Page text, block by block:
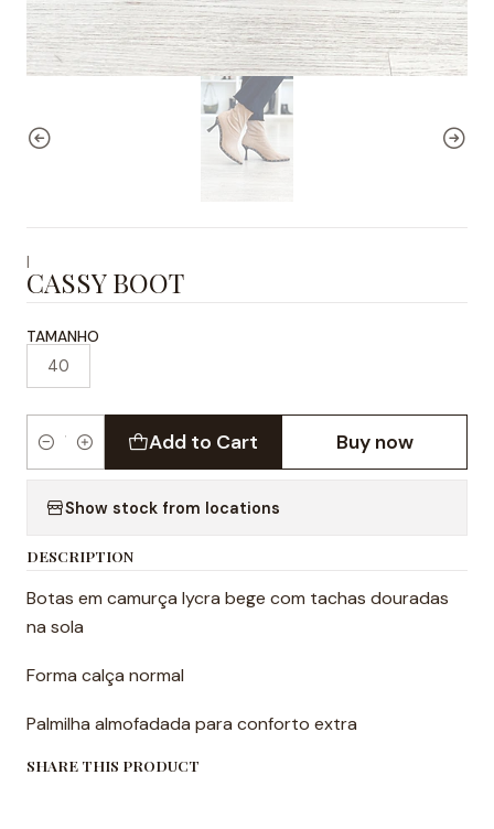
|
CASSY BOOT
TAMANHO
40
Quantity
Add to Cart Buy now
Show stock from locations
DESCRIPTION
Botas em camurça lycra bege com tachas douradas
na sola
Forma calça normal
Palmilha almofadada para conforto extra
SHARE THIS PRODUCT